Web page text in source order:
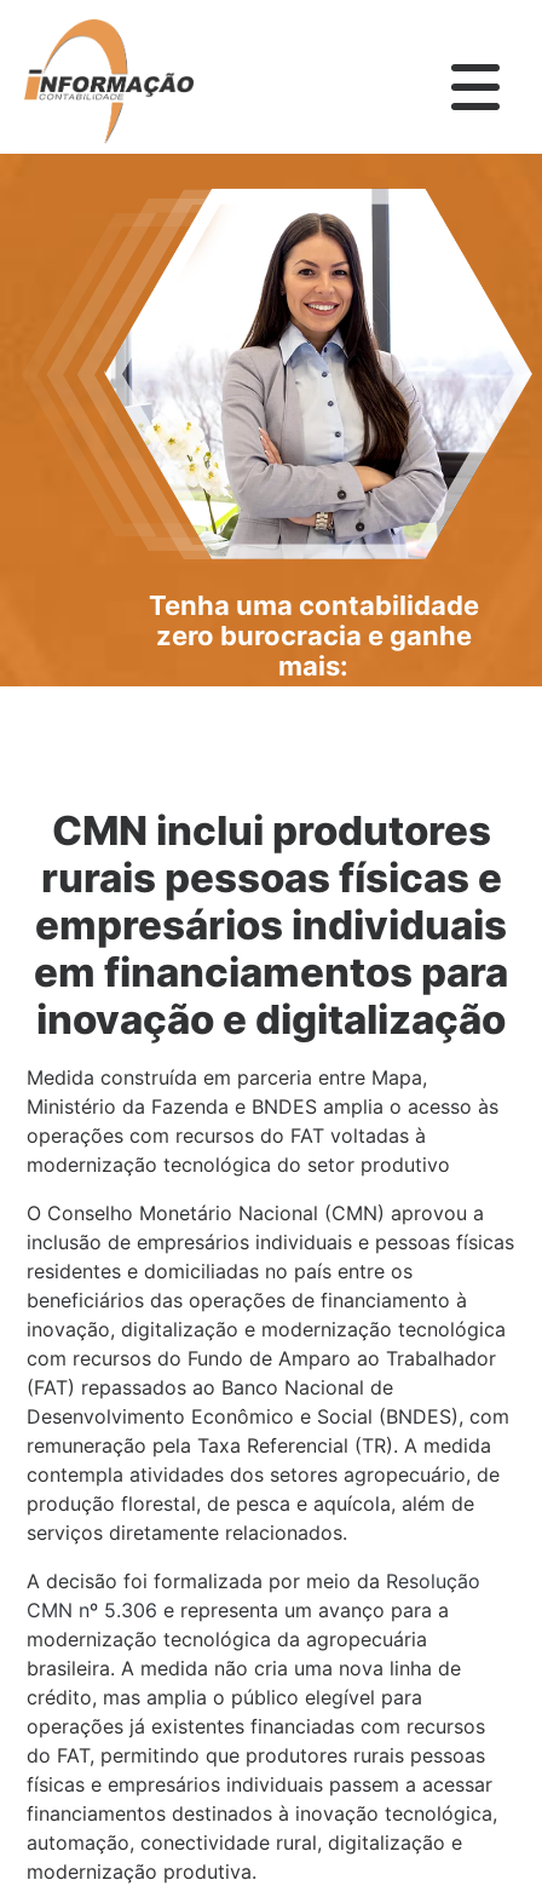
Tenha uma contabilidade
zero burocracia e ganhe
mais:
CMN inclui produtores
rurais pessoas físicas e
empresários individuais
em financiamentos para
inovação e digitalização
Medida construída em parceria entre Mapa,
Ministério da Fazenda e BNDES amplia o acesso às
operações com recursos do FAT voltadas à
modernização tecnológica do setor produtivo
O Conselho Monetário Nacional (CMN) aprovou a
inclusão de empresários individuais e pessoas físicas
residentes e domiciliadas no país entre os
beneficiários das operações de financiamento à
inovação, digitalização e modernização tecnológica
com recursos do Fundo de Amparo ao Trabalhador
(FAT) repassados ao Banco Nacional de
Desenvolvimento Econômico e Social (BNDES), com
remuneração pela Taxa Referencial (TR). A medida
contempla atividades dos setores agropecuário, de
produção florestal, de pesca e aquícola, além de
serviços diretamente relacionados.
A decisão foi formalizada por meio da Resolução
CMN nº 5.306 e representa um avanço para a
modernização tecnológica da agropecuária
brasileira. A medida não cria uma nova linha de
crédito, mas amplia o público elegível para
operações já existentes financiadas com recursos
do FAT, permitindo que produtores rurais pessoas
físicas e empresários individuais passem a acessar
financiamentos destinados à inovação tecnológica,
automação, conectividade rural, digitalização e
modernização produtiva.